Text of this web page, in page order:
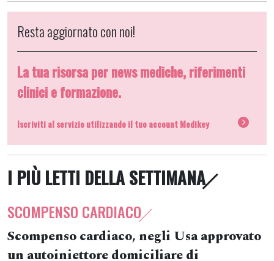
Resta aggiornato con noi!
La tua risorsa per news mediche, riferimenti
clinici e formazione.
Iscriviti al servizio utilizzando il tuo account Medikey
I PIÙ LETTI DELLA SETTIMANA
SCOMPENSO CARDIACO
Scompenso cardiaco, negli Usa approvato
un autoiniettore domiciliare di